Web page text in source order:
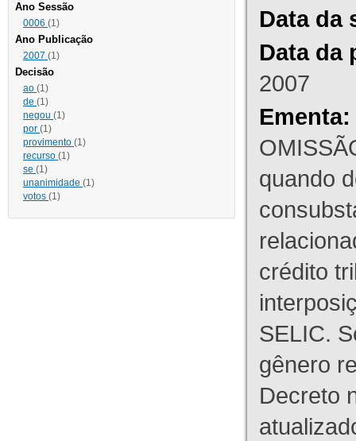
Ano Sessão
0006 (1)
Ano Publicação
2007 (1)
Decisão
ao (1)
de (1)
negou (1)
por (1)
provimento (1)
recurso (1)
se (1)
unanimidade (1)
votos (1)
Data da
Data da
2007
Ementa:
quando
crédito
SELIC.
gênero
Decreto